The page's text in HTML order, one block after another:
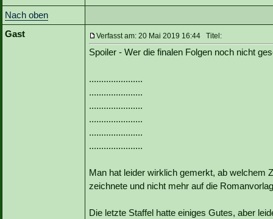
Nach oben
Gast
Verfasst am: 20 Mai 2019 16:44 Titel:
Spoiler - Wer die finalen Folgen noch nicht
......................
......................
......................
......................
......................
......................
Man hat leider wirklich gemerkt, ab welchem
zeichnete und nicht mehr auf die
Die letzte Staffel hatte einiges Gutes, aber